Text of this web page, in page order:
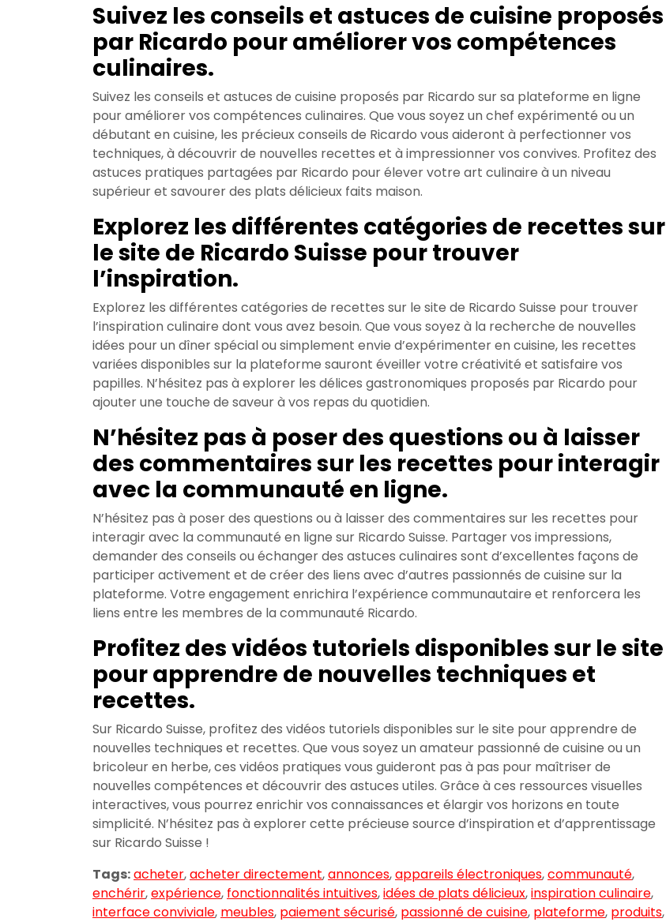
Suivez les conseils et astuces de cuisine proposés
par Ricardo pour améliorer vos compétences
culinaires.
Suivez les conseils et astuces de cuisine proposés par Ricardo sur sa plateforme en ligne
pour améliorer vos compétences culinaires. Que vous soyez un chef expérimenté ou un
débutant en cuisine, les précieux conseils de Ricardo vous aideront à perfectionner vos
techniques, à découvrir de nouvelles recettes et à impressionner vos convives. Profitez des
astuces pratiques partagées par Ricardo pour élever votre art culinaire à un niveau
supérieur et savourer des plats délicieux faits maison.
Explorez les différentes catégories de recettes sur
le site de Ricardo Suisse pour trouver
l’inspiration.
Explorez les différentes catégories de recettes sur le site de Ricardo Suisse pour trouver
l’inspiration culinaire dont vous avez besoin. Que vous soyez à la recherche de nouvelles
idées pour un dîner spécial ou simplement envie d’expérimenter en cuisine, les recettes
variées disponibles sur la plateforme sauront éveiller votre créativité et satisfaire vos
papilles. N’hésitez pas à explorer les délices gastronomiques proposés par Ricardo pour
ajouter une touche de saveur à vos repas du quotidien.
N’hésitez pas à poser des questions ou à laisser
des commentaires sur les recettes pour interagir
avec la communauté en ligne.
N’hésitez pas à poser des questions ou à laisser des commentaires sur les recettes pour
interagir avec la communauté en ligne sur Ricardo Suisse. Partager vos impressions,
demander des conseils ou échanger des astuces culinaires sont d’excellentes façons de
participer activement et de créer des liens avec d’autres passionnés de cuisine sur la
plateforme. Votre engagement enrichira l’expérience communautaire et renforcera les
liens entre les membres de la communauté Ricardo.
Profitez des vidéos tutoriels disponibles sur le site
pour apprendre de nouvelles techniques et
recettes.
Sur Ricardo Suisse, profitez des vidéos tutoriels disponibles sur le site pour apprendre de
nouvelles techniques et recettes. Que vous soyez un amateur passionné de cuisine ou un
bricoleur en herbe, ces vidéos pratiques vous guideront pas à pas pour maîtriser de
nouvelles compétences et découvrir des astuces utiles. Grâce à ces ressources visuelles
interactives, vous pourrez enrichir vos connaissances et élargir vos horizons en toute
simplicité. N’hésitez pas à explorer cette précieuse source d’inspiration et d’apprentissage
sur Ricardo Suisse !
Tags:acheter,acheter directement,annonces,appareils électroniques,communauté,
enchérir,expérience, fonctionnalités intuitives,idées de plats délicieux,inspiration culinaire,
interface conviviale, meubles, paiement sécurisé, passionné de cuisine, plateforme, produits,